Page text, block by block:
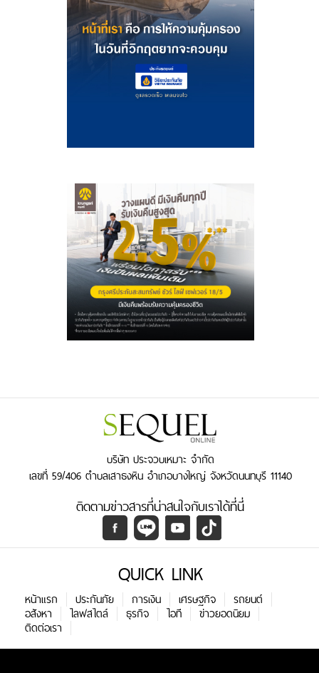
บริษัท ประจวบเหมาะ จำกัด
เลขที่ 59/406 ตำบลเสาธงหิน อำเภอบางใหญ่ จังหวัดนนทบุรี 11140
ติดตามข่าวสารที่น่าสนใจกับเราได้ที่นี่
QUICK LINK
หน้าแรก ประกันภัย การเงิน เศรษฐกิจ
รถยนต์
อสังหา
ไลฟสไตล์ ธุรกิจ ไอที
ข่าวยอดนิยม
ติดต่อเรา